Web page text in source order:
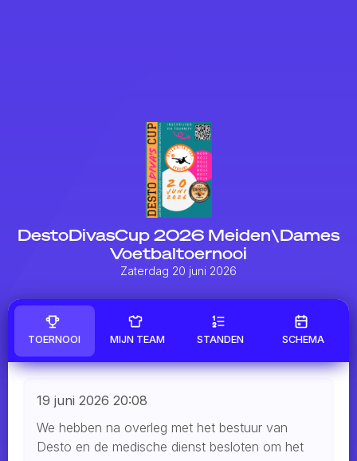
DestoDivasCup 2026 Meiden\Dames
Voetbaltoernooi
Zaterdag 20 juni 2026
TOERNOOI MIJN TEAM STANDEN SCHEMA
19 juni 2026 20:08
We hebben na overleg met het bestuur van
Desto en de medische dienst besloten om het